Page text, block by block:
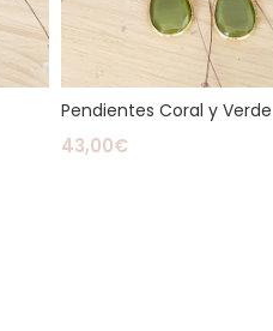
Pendientes Coral y Verde
43,00€